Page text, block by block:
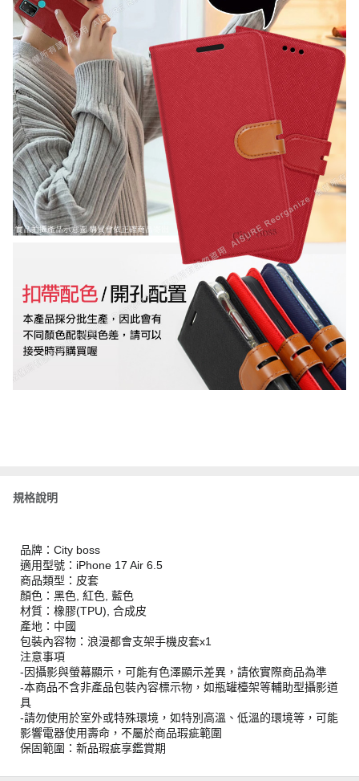
規格說明
品牌：City boss
適用型號：iPhone 17 Air 6.5
商品類型：皮套
顏色：黑色, 紅色, 藍色
材質：橡膠(TPU), 合成皮
產地：中國
包裝內容物：浪漫都會支架手機皮套x1
注意事項
-因攝影與螢幕顯示，可能有色澤顯示差異，請依實際商品為準
-本商品不含非產品包裝內容標示物，如瓶罐檯架等輔助型攝影道
具
-請勿使用於室外或特殊環境，如特別高溫、低溫的環境等，可能
影響電器使用壽命，不屬於商品瑕疵範圍
保固範圍：新品瑕疵享鑑賞期